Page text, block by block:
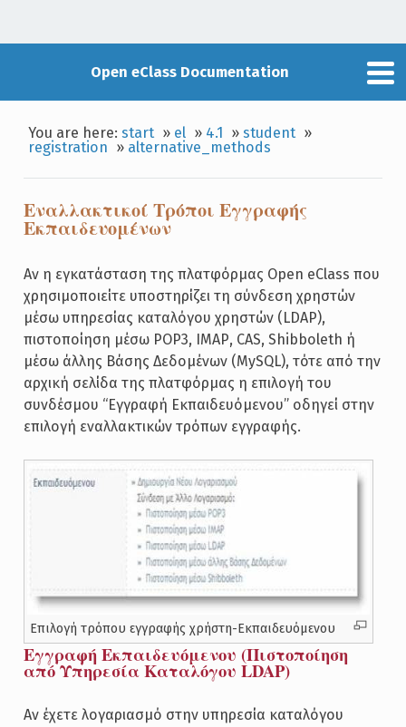
Open eClass Documentation
You are here:start » el » 4.1 »student »
registration » alternative_methods
Εναλλακτικοί Τρόποι Εγγραφής
Εκπαιδευομένων
Αν η εγκατάσταση της πλατφόρμας Open eClass που
χρησιμοποιείτε υποστηρίζει τη σύνδεση χρηστών
μέσω υπηρεσίας καταλόγου χρηστών (LDAP),
πιστοποίηση μέσω POP3, ΙΜΑΡ, CAS, Shibboleth ή
μέσω άλλης Βάσης Δεδομένων (MySQL), τότε από την
αρχική σελίδα της πλατφόρμας η επιλογή του
συνδέσμου “Εγγραφή Εκπαιδευόμενου” οδηγεί στην
επιλογή εναλλακτικών τρόπων εγγραφής.
Επιλογή τρόπου εγγραφής χρήστη-Εκπαιδευόμενου
Εγγραφή Εκπαιδευόμενου (Πιστοποίηση
από Υπηρεσία Καταλόγου LDAP)
Αν έχετε λογαριασμό στην υπηρεσία καταλόγου